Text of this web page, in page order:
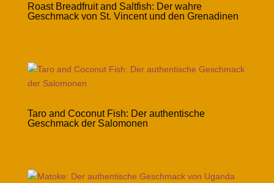
Roast Breadfruit and Saltfish: Der wahre
Geschmack von St. Vincent und den Grenadinen
Taro and Coconut Fish: Der authentische
Geschmack der Salomonen